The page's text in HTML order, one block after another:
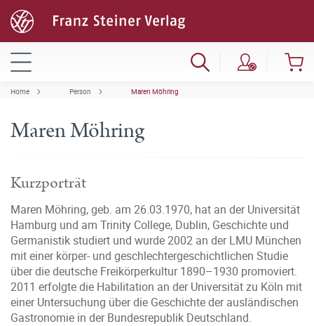
Home Person Maren Möhring
Maren Möhring
Kurzporträt
Maren Möhring, geb. am 26.03.1970, hat an der Universität
Hamburg und am Trinity College, Dublin, Geschichte und
Germanistik studiert und wurde 2002 an der LMU München
mit einer körper- und geschlechtergeschichtlichen Studie
über die deutsche Freikörperkultur 1890–1930 promoviert.
2011 erfolgte die Habilitation an der Universität zu Köln mit
einer Untersuchung über die Geschichte der ausländischen
Gastronomie in der Bundesrepublik Deutschland.